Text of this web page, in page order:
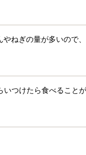
やねぎの量が多いので
いつけたら食べること